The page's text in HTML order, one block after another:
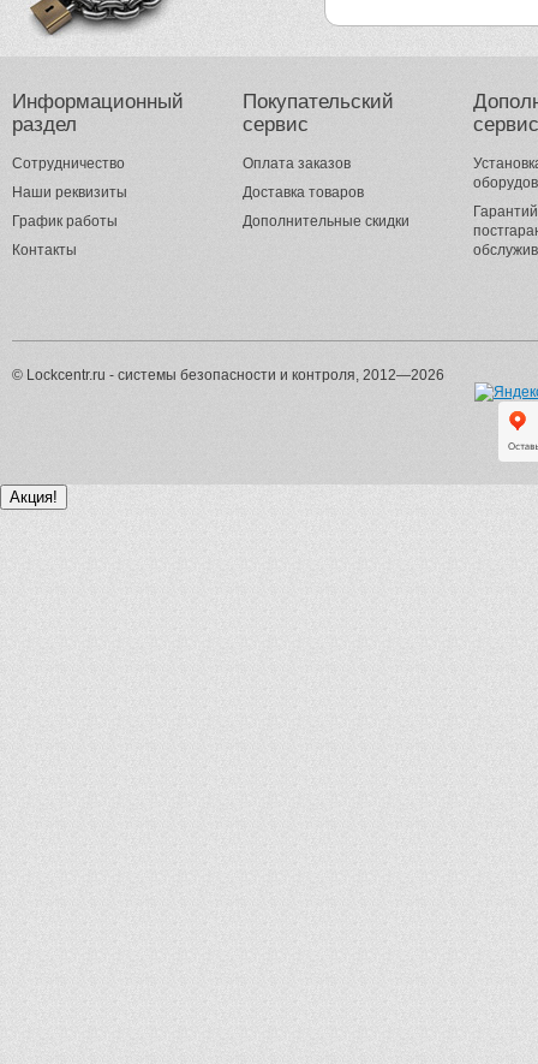
Информационный
раздел
Сотрудничество
Наши реквизиты
График работы
Контакты
Покупательский
сервис
Оплата заказов
Доставка товаров
Дополнительные скидки
сервис
© Lockcentr.ru - системы безопасности и контроля, 2012—2026
Акция!